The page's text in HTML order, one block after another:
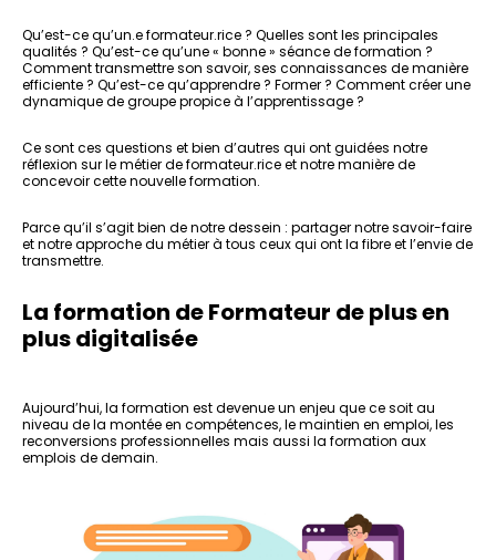
Qu’est-ce qu’un.e formateur.rice ? Quelles sont les principales
qualités ? Qu’est-ce qu’une « bonne » séance de formation ?
Comment transmettre son savoir, ses connaissances de manière
efficiente ? Qu’est-ce qu’apprendre ? Former ? Comment créer une
dynamique de groupe propice à l’apprentissage ?
Ce sont ces questions et bien d’autres qui ont guidées notre
réflexion sur le métier de formateur.rice et notre manière de
concevoir cette nouvelle formation.
Parce qu’il s’agit bien de notre dessein : partager notre savoir-faire
et notre approche du métier à tous ceux qui ont la fibre et l’envie de
transmettre.
La formation de Formateur de plus en
plus digitalisée
Aujourd’hui, la formation est devenue un enjeu que ce soit au
niveau de la montée en compétences, le maintien en emploi, les
reconversions professionnelles mais aussi la formation aux
emplois de demain.